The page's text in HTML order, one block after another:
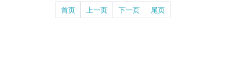
首页 上一页 下一页 尾页